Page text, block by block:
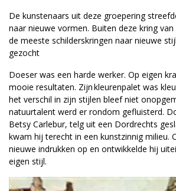
De kunstenaars uit deze groepering
naar nieuwe vormen. Buiten deze kring
de meeste schilderskringen naar nieuwe
gezocht
Doeser was een harde werker. Op eigen
mooie resultaten. Zijn kleurenpalet was
het verschil in zijn stijlen bleef niet
natuurtalent werd er rondom gefluisterd.
Betsy Carlebur, telg uit een Dordrechts
kwam hij terecht in een kunstzinnig milieu.
nieuwe indrukken op en ontwikkelde hij
eigen stijl.